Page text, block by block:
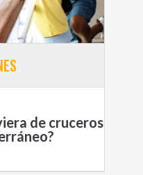
de cruceros